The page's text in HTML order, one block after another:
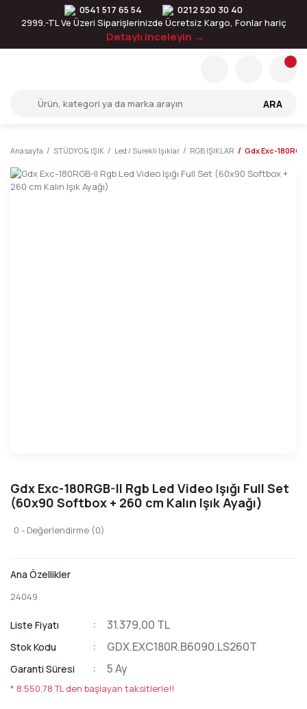
0541 517 65 54
0212 520 30 40
2999.-TL Ve Üzeri Siparişlerinizde Ücretsiz Kargo, Fonlar hariç
Detaylı inceleyin →
ARA
Anasayfa STÜDYO & IŞIK Led / Sürekli Işıklar RGB IŞIKLAR Gdx Exc-
Gdx Exc-180RGB-II Rgb Led Video Işığı Full Set
(60x90 Softbox + 260 cm Kalın Işık Ayağı)
0 - Değerlendirme (0)
Ana Özellikler
24049
Liste Fiyatı 31.379,00 TL
Stok Kodu GDX.EXC180R.B6090.LS260T
Garanti Süresi 5 Ay
* 8.550,78 TL den başlayan taksitlerle!!